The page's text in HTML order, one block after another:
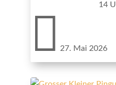
14
 27. Mai 2026